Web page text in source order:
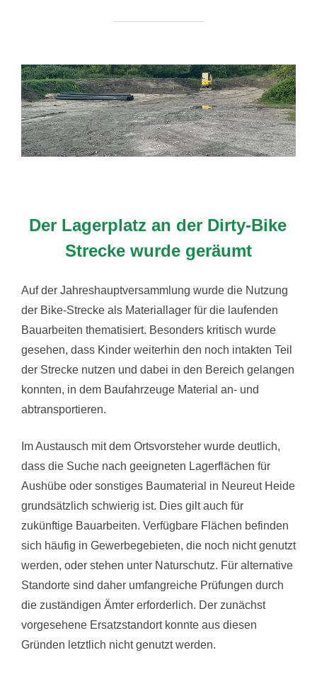
Der Lagerplatz an der Dirty-Bike
Strecke wurde geräumt
Auf der Jahreshauptversammlung wurde die Nutzung
der Bike-Strecke als Materiallager für die laufenden
Bauarbeiten thematisiert. Besonders kritisch wurde
gesehen, dass Kinder weiterhin den noch intakten Teil
der Strecke nutzen und dabei in den Bereich gelangen
konnten, in dem Baufahrzeuge Material an- und
abtransportieren.
Im Austausch mit dem Ortsvorsteher wurde deutlich,
dass die Suche nach geeigneten Lagerflächen für
Aushübe oder sonstiges Baumaterial in Neureut Heide
grundsätzlich schwierig ist. Dies gilt auch für
zukünftige Bauarbeiten. Verfügbare Flächen befinden
sich häufig in Gewerbegebieten, die noch nicht genutzt
werden, oder stehen unter Naturschutz. Für alternative
Standorte sind daher umfangreiche Prüfungen durch
die zuständigen Ämter erforderlich. Der zunächst
vorgesehene Ersatzstandort konnte aus diesen
Gründen letztlich nicht genutzt werden.